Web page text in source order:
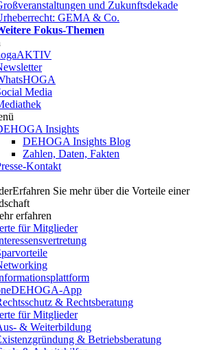
und Zukunftsdekade
GEMA & Co.
Fokus-Themen
Media
Insights
DEHOGA Insights Blog
Zahlen, Daten, Fakten
Kontakt
Erfahren Sie mehr über die Vorteile einer
erfahren
für Mitglieder
App
& Rechtsberatung
für Mitglieder
& Weiterbildung
& Betriebsberatung